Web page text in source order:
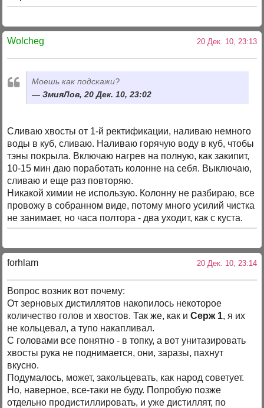
Wolcheg 20 Дек. 10, 23:13
Моешь как подскажи?
ЗмияЛов, 20 Дек. 10, 23:02
Сливаю хвосты от 1-й ректификации, наливаю немного
воды в куб, сливаю. Наливаю горячую воду в куб, чтобы
тэны покрыла. Включаю нагрев на полную, как закипит,
10-15 мин даю поработать колонне на себя. Выключаю,
сливаю и еще раз повторяю.
Никакой химии не использую. Колонну не разбираю, все
провожу в собранном виде, потому много усилий чистка
не занимает, но часа полтора - два уходит, как с куста.
forhlam 20 Дек. 10, 23:14
Вопрос возник вот почему:
От зерновых дистиллятов накопилось некоторое
количество голов и хвостов. Так же, как иСерж 1, я их
не кольцевал, а тупо накапливал.
С головами все понятно - в топку, а вот унитазировать
хвосты рука не поднимается, они, заразы, пахнут
вкусно.
Подумалось, может, закольцевать, как народ советует.
Но, наверное, все-таки не буду. Попробую позже
отдельно продистиллировать, и уже дистиллят, по